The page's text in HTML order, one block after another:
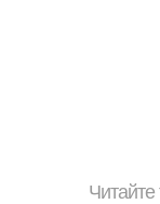
Читайте